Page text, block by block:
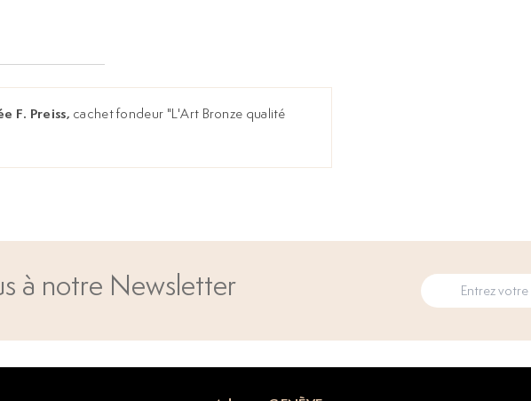
F. Preiss, cachet fondeur "L'Art Bronze qualité
à notre Newsletter